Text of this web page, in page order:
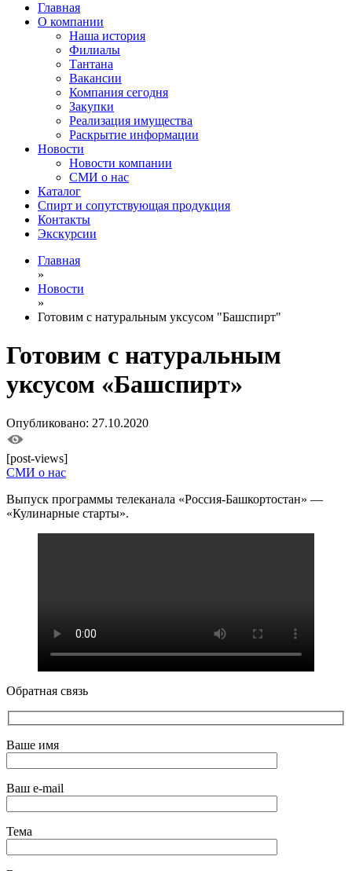
Главная
О компании
Наша история
Филиалы
Тантана
Вакансии
Компания сегодня
Закупки
Реализация имущества
Раскрытие информации
Новости
Новости компании
СМИ о нас
Каталог
Спирт и сопутствующая продукция
Контакты
Экскурсии
Главная
»
Новости
»
Готовим с натуральным уксусом "Башспирт"
Готовим с натуральным
уксусом «Башспирт»
Опубликовано: 27.10.2020
[post-views]
СМИ о нас
Выпуск программы телеканала «Россия-Башкортостан» —
«Кулинарные старты».
Обратная связь
Ваше имя
Ваш e-mail
Тема